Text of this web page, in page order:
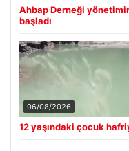
Ahbap Derneği
başladı
06/08/2026
12 yaşındaki çocuk